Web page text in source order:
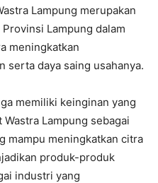
Lampung merupakan
Lampung dalam
meningkatkan
serta daya saing usahanya.
memiliki keinginan yang
Lampung sebagai
mampu meningkatkan citra
produk-produk
industri yang